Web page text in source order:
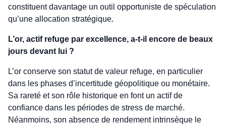
constituent davantage un outil opportuniste de spéculation
qu’une allocation stratégique.
L’or, actif refuge par excellence, a-t-il encore de beaux
jours devant lui ?
L’or conserve son statut de valeur refuge, en particulier
dans les phases d’incertitude géopolitique ou monétaire.
Sa rareté et son rôle historique en font un actif de
confiance dans les périodes de stress de marché.
Néanmoins, son absence de rendement intrinsèque le